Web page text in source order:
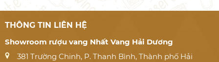
THÔNG TIN LIÊN HỆ
Showroom rượu vang Nhất Vang Hải Dương
381 Trường Chinh, P. Thanh Bình, Thành phố Hải